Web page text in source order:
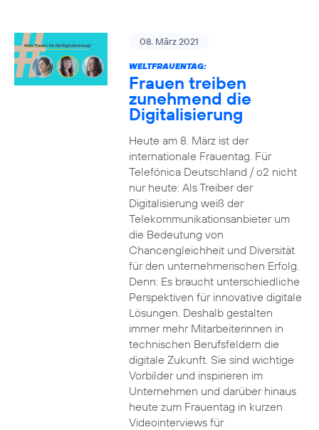
08. März 2021
WELTFRAUENTAG:
Frauen treiben
zunehmend die
Digitalisierung
Heute am 8. März ist der
internationale Frauentag. Für
Telefónica Deutschland / o2 nicht
nur heute: Als Treiber der
Digitalisierung weiß der
Telekommunikationsanbieter um
die Bedeutung von
Chancengleichheit und Diversität
für den unternehmerischen Erfolg.
Denn: Es braucht unterschiedliche
Perspektiven für innovative digitale
Lösungen. Deshalb gestalten
immer mehr Mitarbeiterinnen in
technischen Berufsfeldern die
digitale Zukunft. Sie sind wichtige
Vorbilder und inspirieren im
Unternehmen und darüber hinaus
heute zum Frauentag in kurzen
Videointerviews für